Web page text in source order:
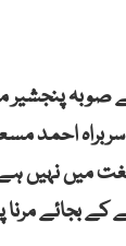
صوبہ پنجشیر
احمد
میں نہیں
کے بجائے